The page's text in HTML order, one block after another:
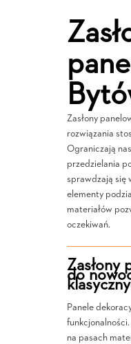
Zasłony
rozwiązania
Ograniczają
przedzielania
sprawdzają się
elementy
materiałów
oczekiwań.
Zasłony
do
Panele
na pasach